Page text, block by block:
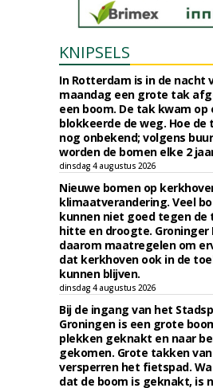
KNIPSELS
In Rotterdam is in de nacht
maandag een grote tak
een boom. De tak kwam op
blokkeerde de weg. Hoe de
nog onbekend; volgens
worden de bomen elke 2
dinsdag 4 augustus 2026
Nieuwe bomen op
klimaatverandering. Veel
kunnen niet goed tegen de
hitte en droogte. Groninger
daarom maatregelen om
dat kerkhoven ook in de
kunnen blijven.
dinsdag 4 augustus 2026
Bij de ingang van het
Groningen is een grote
plekken geknakt en naar
gekomen. Grote takken
versperren het fietspad.
dat de boom is geknakt, is